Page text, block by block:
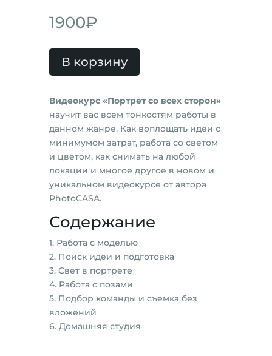
1900₽
В корзину
Видеокурс «Портрет со всех сторон»
научит вас всем тонкостям работы в
данном жанре. Как воплощать идеи с
минимумом затрат, работа со светом
и цветом, как снимать на любой
локации и многое другое в новом и
уникальном видеокурсе от автора
PhotoCASA.
Содержание
1. Работа с моделью
2. Поиск идеи и подготовка
3. Свет в портрете
4. Работа с позами
5. Подбор команды и съемка без
вложений
6. Домашняя студия